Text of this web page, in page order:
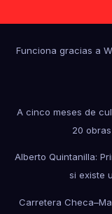
Funciona gracias a
A cinco meses de
20
Alberto Quintanilla:
si existe
Carretera